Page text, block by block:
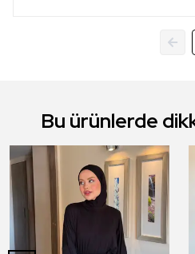
Bu ürünlerde